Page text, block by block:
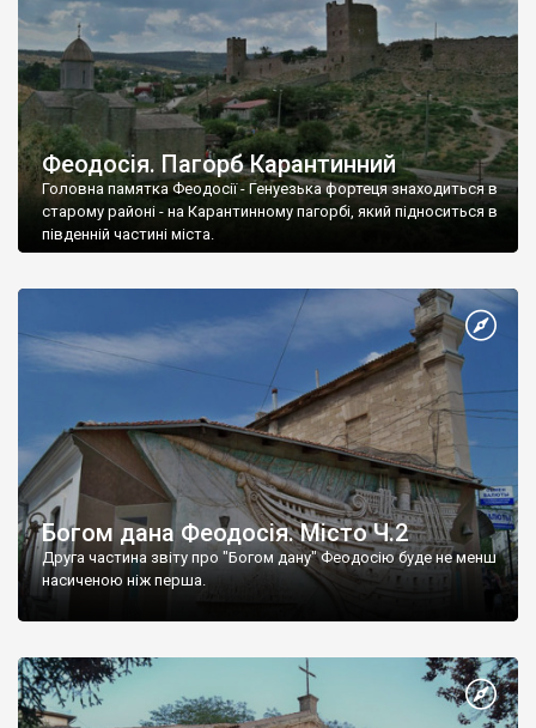
Феодосія. Пагорб Карантинний
Головна памятка Феодосії - Генуезька фортеця знаходиться в
старому районі - на Карантинному пагорбі, який підноситься в
південній частині міста.
Богом дана Феодосія. Місто Ч.2
Друга частина звіту про "Богом дану" Феодосію буде не менш
насиченою ніж перша.